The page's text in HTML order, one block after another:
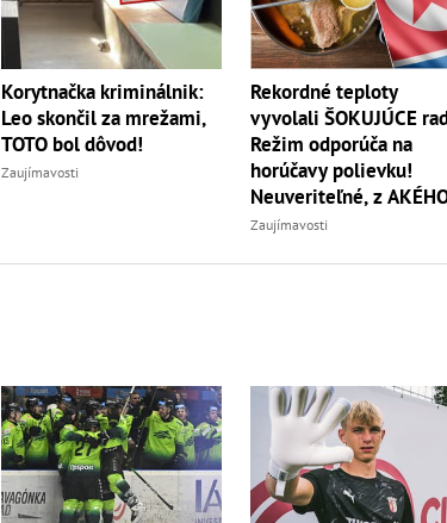
Korytnačka kriminálnik:
Leo skončil za mrežami,
TOTO bol dôvod!
Zaujímavosti
Rekordné teploty
vyvolali ŠOKUJÚCE
Režim odporúča na
horúčavy polievku!
Neuveriteľné, z
zvierata
Zaujímavosti